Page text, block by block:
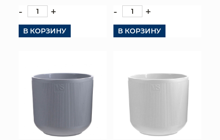
- +
В КОРЗИНУ
- +
В КОРЗИНУ